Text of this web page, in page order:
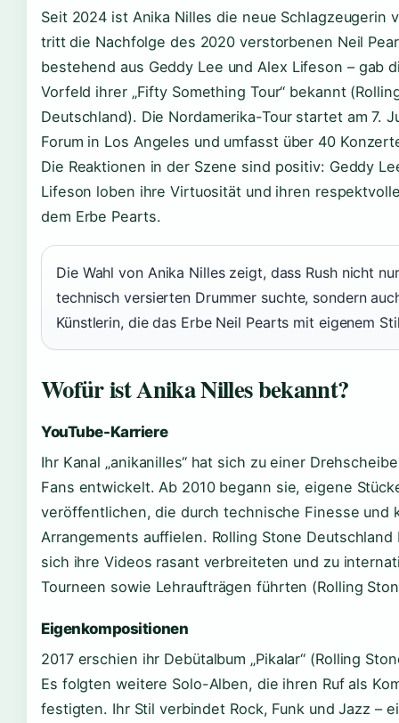
Seit 2024 ist Anika Nilles die neue Schlagzeugerin
tritt die Nachfolge des 2020 verstorbenen Neil
bestehend aus Geddy Lee und Alex Lifeson – gab
Vorfeld ihrer „Fifty Something Tour“ bekannt
Deutschland). Die Nordamerika-Tour startet am 7.
Forum in Los Angeles und umfasst über 40
Die Reaktionen in der Szene sind positiv: Geddy
Lifeson loben ihre Virtuosität und ihren
dem Erbe Pearts.
Die Wahl von Anika Nilles zeigt, dass Rush nicht
technisch versierten Drummer suchte, sondern
Künstlerin, die das Erbe Neil Pearts mit eigenem
Wofür ist Anika Nilles bekannt?
YouTube-Karriere
Ihr Kanal „anikanilles“ hat sich zu einer
Fans entwickelt. Ab 2010 begann sie, eigene
veröffentlichen, die durch technische Finesse und
Arrangements auffielen. Rolling Stone
sich ihre Videos rasant verbreiteten und zu
Tourneen sowie Lehraufträgen führten (Rolling
Eigenkompositionen
2017 erschien ihr Debütalbum „Pikalar“ (Rolling
Es folgten weitere Solo-Alben, die ihren Ruf als
festigten. Ihr Stil verbindet Rock, Funk und Jazz –